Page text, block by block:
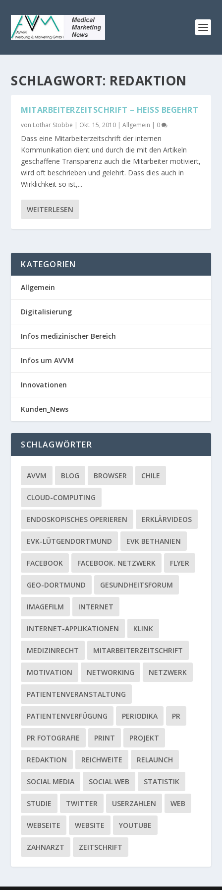
SCHLAGWORT: REDAKTION
MITARBEITERZEITSCHRIFT – HEISS BEGEHRT
von Lothar Stobbe | Okt. 15, 2010 |Allgemein | 0
Dass eine Mitarbeiterzeitschrift der internen
Kommunikation dient und durch die mit den Artikeln
geschaffene Transparenz auch die Mitarbeiter motiviert,
wird oft beschrieben und gelehrt. Dass dies auch in
Wirklichkeit so ist,...
WEITERLESEN
KATEGORIEN
Allgemein
Digitalisierung
Infos medizinischer Bereich
Infos um AVVM
Innovationen
Kunden_News
SCHLAGWÖRTER
AVVM BLOG BROWSER CHILE
CLOUD-COMPUTING
ENDOSKOPISCHES OPERIEREN ERKLÄRVIDEOS
EVK-LÜTGENDORTMUND EVK BETHANIEN
FACEBOOK FACEBOOK. NETZWERK FLYER
GEO-DORTMUND GESUNDHEITSFORUM
IMAGEFILM INTERNET
INTERNET-APPLIKATIONEN KLINK
MEDIZINRECHT MITARBEITERZEITSCHRIFT
MOTIVATION NETWORKING NETZWERK
PATIENTENVERANSTALTUNG
PATIENTENVERFÜGUNG PERIODIKA PR
PR FOTOGRAFIE PRINT PROJEKT
REDAKTION REICHWEITE RELAUNCH
SOCIAL MEDIA SOCIAL WEB STATISTIK
STUDIE TWITTER USERZAHLEN WEB
WEBSEITE WEBSITE YOUTUBE
ZAHNARZT ZEITSCHRIFT